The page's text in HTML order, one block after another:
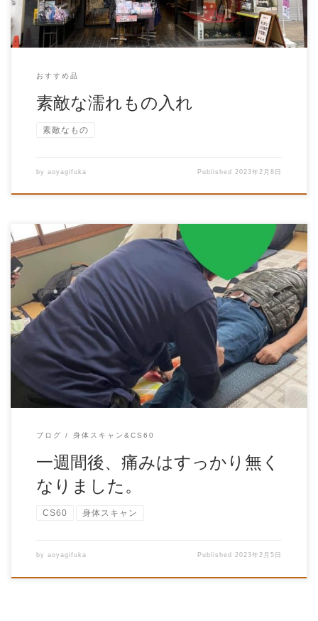
おすすめ品
素敵な濡れもの入れ
素敵なもの
by aoyagifuka Published 2023年2月8日
【第2回身体スキャンとCS60体験会の感想】 2023年1月27
日、台東区谷中で 第２回の身体スキャ […]
ブログ 身体スキャン&CS60
一週間後、痛みはすっかり無く
なりました。
CS60 身体スキャン
by aoyagifuka Published 2023年2月5日